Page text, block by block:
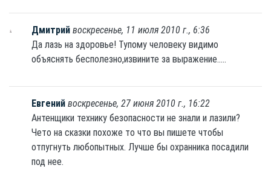
Дмитрийвоскресенье, 11 июля 2010 г., 6:36
Да лазь на здоровье! Тупому человеку видимо
объяснять бесполезно,извините за выражение.....
Евгений воскресенье, 27 июня 2010 г., 16:22
Антенщики технику безопасности не знали и лазили?
Чето на сказки похоже то что вы пишете чтобы
отпугнуть любопытных. Лучше бы охранника посадили
под нее.